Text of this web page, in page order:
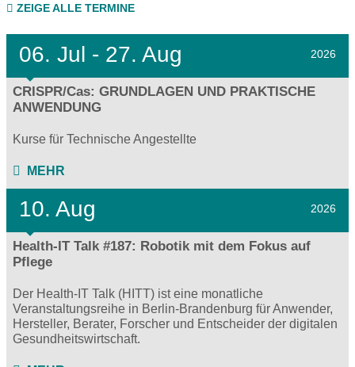
ZEIGE ALLE TERMINE
06. Jul - 27. Aug 2026
CRISPR/Cas: GRUNDLAGEN UND PRAKTISCHE
ANWENDUNG
Kurse für Technische Angestellte
MEHR
10. Aug 2026
Health-IT Talk #187: Robotik mit dem Fokus auf
Pflege
Der Health-IT Talk (HITT) ist eine monatliche
Veranstaltungsreihe in Berlin-Brandenburg für Anwender,
Hersteller, Berater, Forscher und Entscheider der digitalen
Gesundheitswirtschaft.